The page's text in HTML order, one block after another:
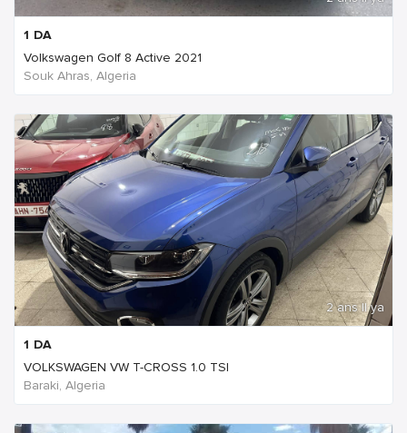
1 DA
Volkswagen Golf 8 Active 2021
Souk Ahras, Algeria
2 ans Il ya
1 DA
VOLKSWAGEN VW T-CROSS 1.0 TSI
Baraki, Algeria